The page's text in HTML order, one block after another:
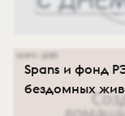
Spans и фонд
бездомных